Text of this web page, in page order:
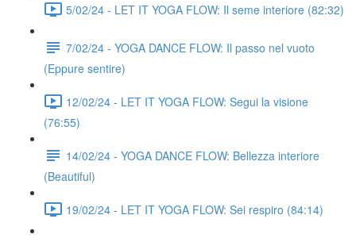
5/02/24 - LET IT YOGA FLOW: Il seme interiore (82:32)
7/02/24 - YOGA DANCE FLOW: Il passo nel vuoto
(Eppure sentire)
12/02/24 - LET IT YOGA FLOW: Segui la visione
(76:55)
14/02/24 - YOGA DANCE FLOW: Bellezza interiore
(Beautiful)
19/02/24 - LET IT YOGA FLOW: Sei respiro (84:14)